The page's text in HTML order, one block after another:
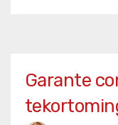
Garante